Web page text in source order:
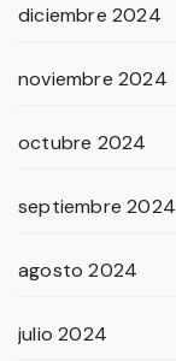
diciembre 2024
noviembre 2024
octubre 2024
septiembre 2024
agosto 2024
julio 2024